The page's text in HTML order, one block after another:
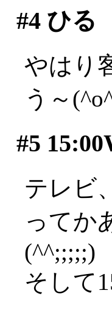
#4ひる
やはり
う～
#5
テレビ
ってか
(^^;;;;;)
そして